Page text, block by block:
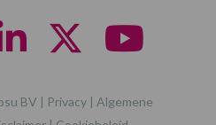
BV | Privacy | Algemene